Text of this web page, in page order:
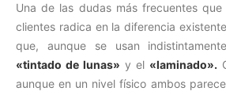
Una de las dudas más frecuentes
clientes radica en la diferencia
que, aunque se usan
«tintado de lunas» y el «laminado».
aunque en un nivel físico ambos